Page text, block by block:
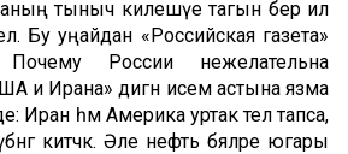
тыныч килешүе тагын бер ил
Бу уңайдан «Российская газета»
России нежелательна
и Ирана» дигән исем астына язма
Иран һәм Америка уртак тел тапса,
китәчәк. Әле нефть бәяләре югары